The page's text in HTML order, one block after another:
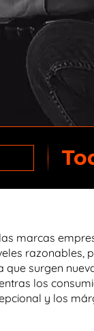
marcas
razonables,
que surgen
los
y los